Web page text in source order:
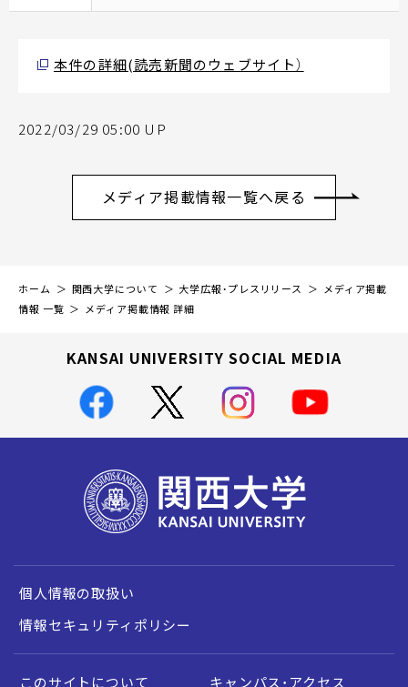
本件の詳細(読売新聞のウェブサイト）
2022/03/29 05:00 UP
メディア掲載情報一覧へ戻る
ホーム 関西大学について 大学広報・プレスリリース
メディア掲載
情報 一覧
メディア掲載情報 詳細
KANSAI UNIVERSITY SOCIAL MEDIA
個人情報の取扱い
情報セキュリティポリシー
このサイトについて キャンパス・アクセス